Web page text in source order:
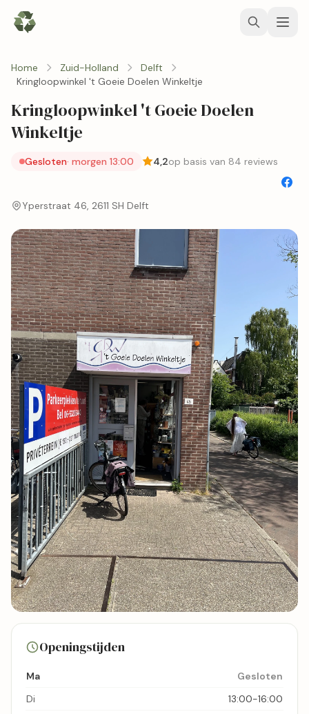
Home Zuid-Holland
Delft
Kringloopwinkel 't Goeie Doelen Winkeltje
Kringloopwinkel 't Goeie Doelen
Winkeltje
Gesloten· morgen 13:00 4,2op basis van 84 reviews
Yperstraat 46, 2611 SH Delft
Bekijk kaart
Openingstijden
Ma
Gesloten
Di
13:00-16:00